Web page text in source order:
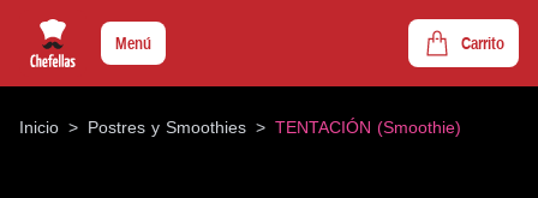
Menú Carrito
Inicio > Postres y Smoothies > TENTACIÓN (Smoothie)